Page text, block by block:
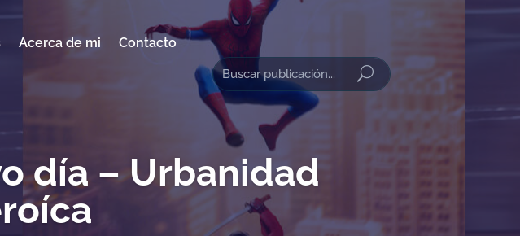
Acerca de mi Contacto
día – Urbanidad